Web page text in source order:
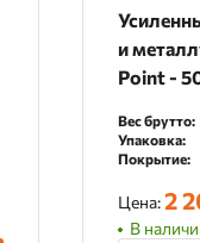
и
Point -
Вес брутто:
Упаковка:
Покрытие:
Цена:2
В